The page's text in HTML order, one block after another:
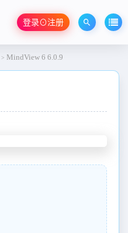
登录⊙注册
> MindView 6 6.0.9